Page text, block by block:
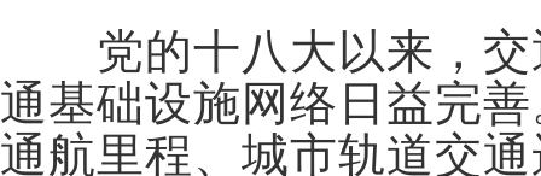
党的十八大以来，
通基础设施网络日益完
通航里程、城市轨道交